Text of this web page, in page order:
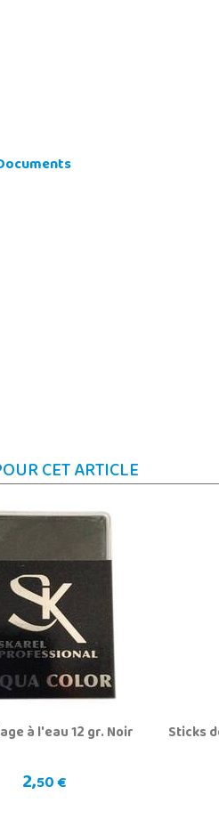
CET ARTICLE
à l'eau 12 gr. Noir
2,50 €
Sticks